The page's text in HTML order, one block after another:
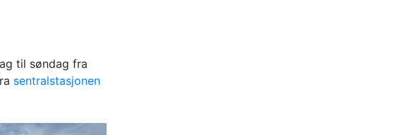
til søndag fra
sentralstasjonen